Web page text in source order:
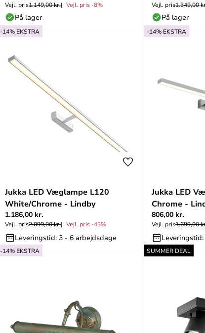
Vejl. pris1.149,00 kr. Vejl. pris -8%
På lager
Vejl. pris1.349,00
På lager
-14% EKSTRA
Jukka LED Væglampe L120
White/Chrome - Lindby
1.186,00 kr.
Vejl. pris2.099,00 kr. Vejl. pris -43%
Leveringstid: 3 - 6 arbejdsdage
-14% EKSTRA
Jukka LED
Chrome -
806,00 kr.
Vejl. pris1.699,00
-14% EKSTRA SUMMER DEAL